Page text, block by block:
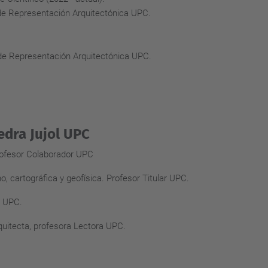
Representación Arquitectónica UPC.
Representación Arquitectónica UPC.
Jujol UPC
Colaborador UPC
cartográfica y geofísica. Profesor Titular UPC.
profesora Lectora UPC.